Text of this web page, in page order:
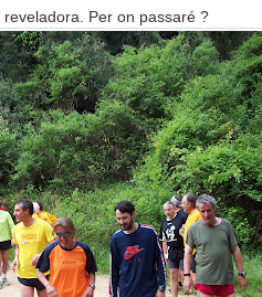
reveladora. Per on passaré ?